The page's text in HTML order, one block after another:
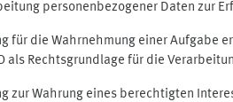
personenbezogener Daten zur
für die Wahrnehmung einer Aufgabe
als Rechtsgrundlage für die
zur Wahrung eines berechtigten